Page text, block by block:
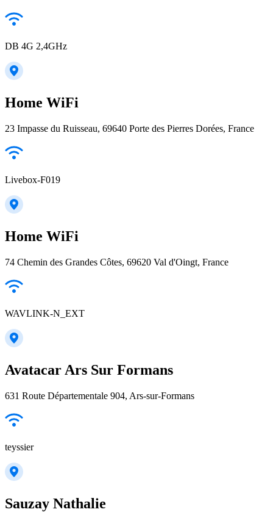
DB 4G 2,4GHz
Home WiFi
23 Impasse du Ruisseau, 69640 Porte des Pierres Dorées, France
Livebox-F019
Home WiFi
74 Chemin des Grandes Côtes, 69620 Val d'Oingt, France
WAVLINK-N_EXT
Avatacar Ars Sur Formans
631 Route Départementale 904, Ars-sur-Formans
teyssier
Sauzay Nathalie